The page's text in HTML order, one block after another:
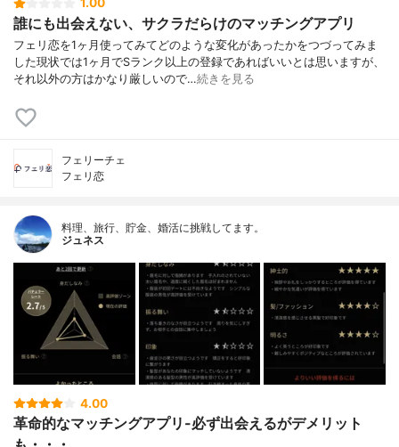
1.00
誰にも出会えない、サクラだらけのマッチングアプリ
フェリ恋を1ヶ月使ってみてどのような変化があったかをつづってみま
した現状では1ヶ月でSランク以上の登録であればいいとは思いますが、
それ以外の方はかなり厳しいので…続きを見る
フェリーチェ
フェリ恋
料理、旅行、貯金、婚活に挑戦してます。
ジュネス
4.00
革命的なマッチングアプリ-必ず出会えるがデメリット